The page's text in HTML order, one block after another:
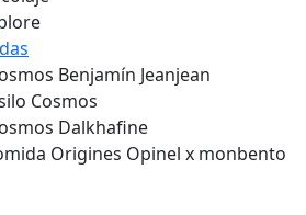
Benjamín Jeanjean
Cosmos
Dalkhafine
Origines Opinel x monbento